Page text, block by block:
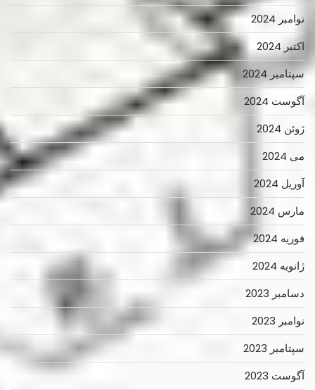
نوامبر 2024
اکتبر 2024
سپتامبر 2024
آگوست 2024
ژوئن 2024
می 2024
آوریل 2024
مارس 2024
فوریه 2024
ژانویه 2024
دسامبر 2023
نوامبر 2023
سپتامبر 2023
آگوست 2023